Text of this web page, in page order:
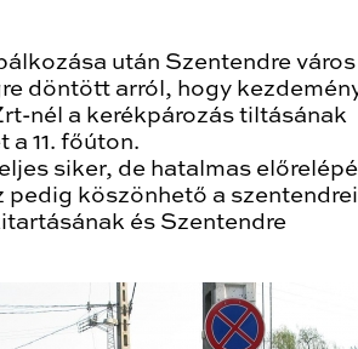
után Szentendre város
döntött arról, hogy
nél a kerékpározás tiltásának
a 11. főúton.
siker, de hatalmas
pedig köszönhető a
és Szentendre